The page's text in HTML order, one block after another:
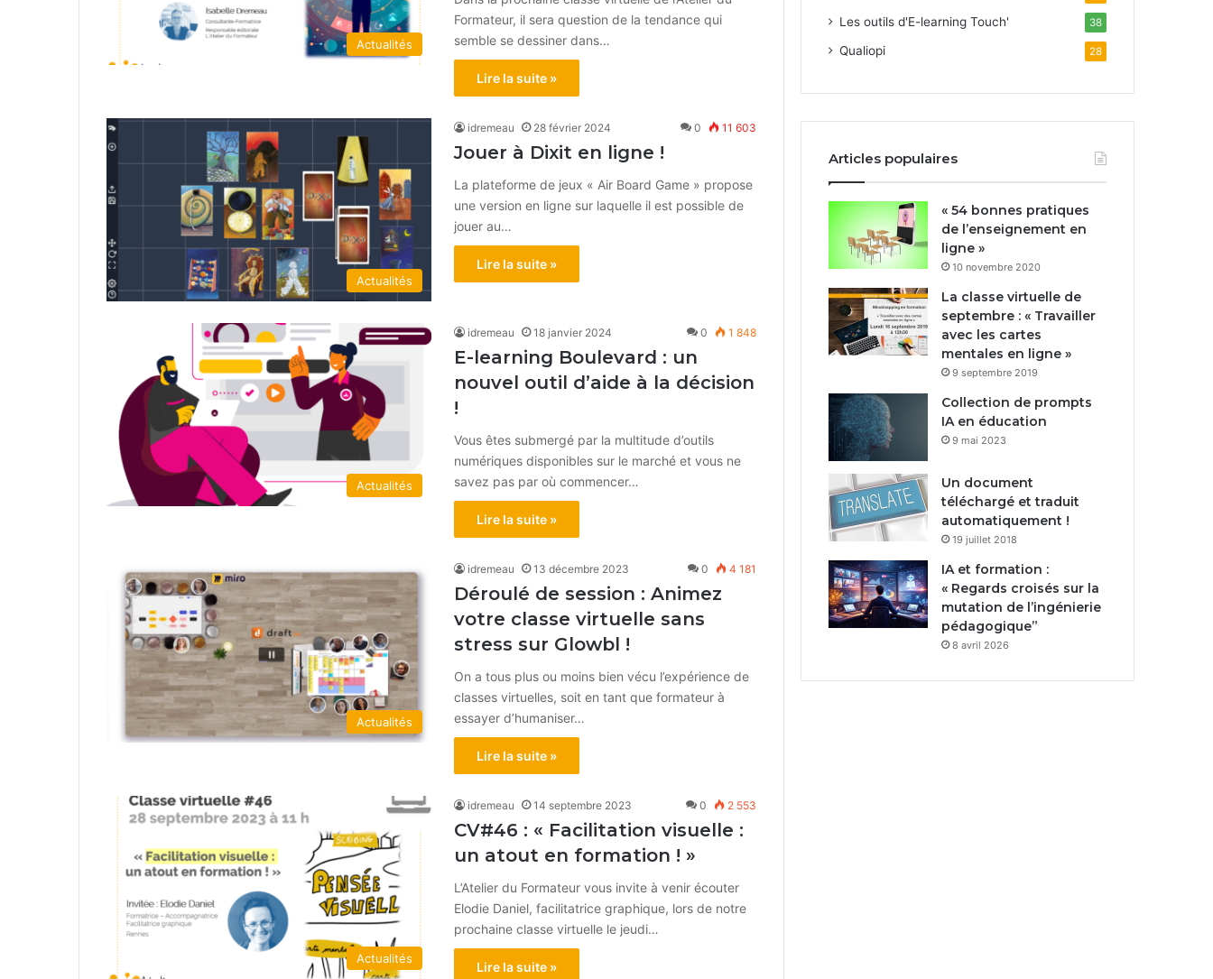
Actualités
Formateur, il sera question de la tendance qui
semble se dessiner dans…
Lire la suite »
Actualités
idremeau 28 février 2024 0 11 603
Jouer à Dixit en ligne !
La plateforme de jeux « Air Board Game » propose
une version en ligne sur laquelle il est possible de
jouer au…
Lire la suite »
Actualités
idremeau 18 janvier 2024 0 1 848
E-learning Boulevard : un
nouvel outil d’aide à la décision
!
Vous êtes submergé par la multitude d’outils
numériques disponibles sur le marché et vous ne
savez pas par où commencer…
Lire la suite »
Actualités
idremeau 13 décembre 2023 0 4 181
Déroulé de session : Animez
votre classe virtuelle sans
stress sur Glowbl !
On a tous plus ou moins bien vécu l’expérience de
classes virtuelles, soit en tant que formateur à
essayer d’humaniser…
Lire la suite »
Actualités
idremeau 14 septembre 2023 0 2 553
CV#46 : « Facilitation visuelle :
un atout en formation ! »
L’Atelier du Formateur vous invite à venir écouter
Elodie Daniel, facilitatrice graphique, lors de notre
prochaine classe virtuelle le jeudi…
Lire la suite »
Les outils d'E-learning Touch' 38
Qualiopi 28
Articles populaires
« 54 bonnes pratiques
de l’enseignement en
ligne »
10 novembre 2020
La classe virtuelle de
septembre : « Travailler
avec les cartes
mentales en ligne »
9 septembre 2019
Collection de prompts
IA en éducation
9 mai 2023
Un document
téléchargé et traduit
automatiquement !
19 juillet 2018
IA et formation :
« Regards croisés sur la
mutation de l’ingénierie
pédagogique”
8 avril 2026